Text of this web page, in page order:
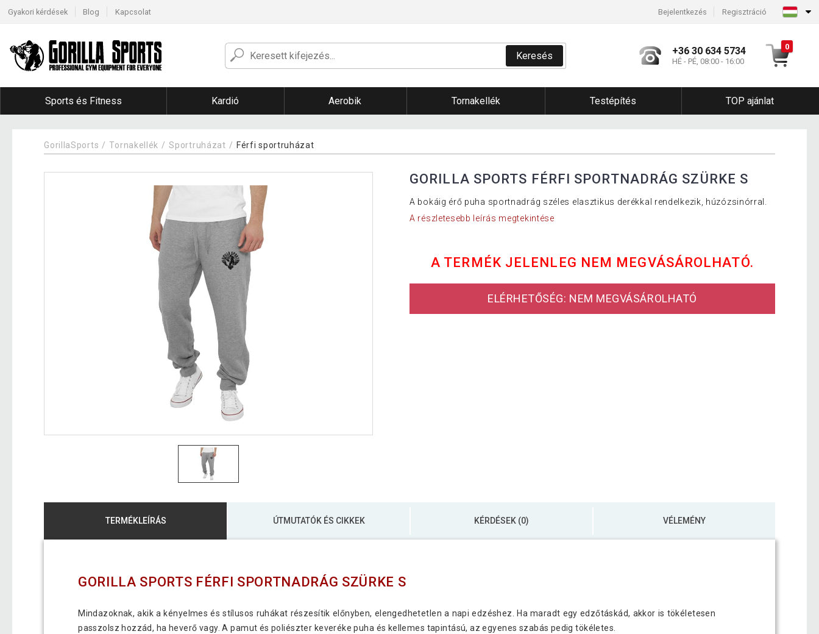
Gyakori kérdések Blog Kapcsolat Bejelentkezés Regisztráció
Keresés +36 30 634 5734
HÉ - PÉ, 08:00 - 16:00
0
Sports és Fitness Kardió Aerobik Tornakellék Testépítés TOP ajánlat
GorillaSports Tornakellék Sportruházat Férfi sportruházat
GORILLA SPORTS FÉRFI SPORTNADRÁG SZÜRKE S
A bokáig érő puha sportnadrág széles elasztikus derékkal rendelkezik, húzózsinórral.
A részletesebb leírás megtekintése
A TERMÉK JELENLEG NEM MEGVÁSÁROLHATÓ.
ELÉRHETŐSÉG: NEM MEGVÁSÁROLHATÓ
TERMÉKLEÍRÁS ÚTMUTATÓK ÉS CIKKEK KÉRDÉSEK (0) VÉLEMÉNY
GORILLA SPORTS FÉRFI SPORTNADRÁG SZÜRKE S
Mindazoknak, akik a kényelmes és stílusos ruhákat részesítik előnyben, elengedhetetlen a napi edzéshez. Ha maradt egy edzőtáskád, akkor is tökéletesen
passzolsz hozzád, ha heverő vagy. A pamut és poliészter keveréke puha és kellemes tapintású, az egyenes szabás pedig tökéletes.